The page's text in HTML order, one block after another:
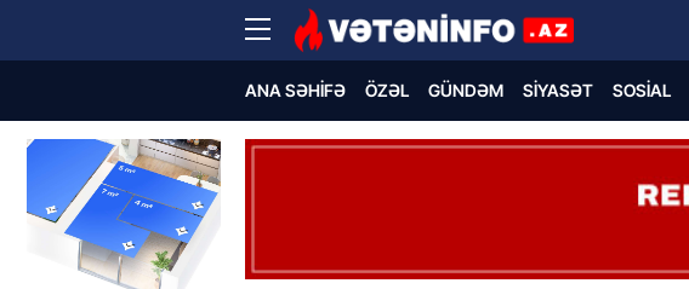
ANA SƏHIFƏ ÖZƏL GÜNDƏM SIYASƏT SOSIAL